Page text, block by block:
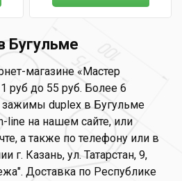
Бугульме
магазине «Мастер
руб до 55 руб. Более 6
зажимы duplex в Бугульме
на нашем сайте, или
а также по телефону или в
г. Казань, ул. Татарстан, 9,
Доставка по Республике